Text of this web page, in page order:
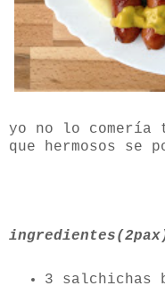
yo no lo comería
que hermosos se
3 salchichas